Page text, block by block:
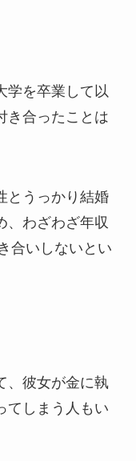
学を卒業して以
き合ったことは
とうっかり結婚
、わざわざ年収
合いしないとい
、彼女が金に執
てしまう人もい